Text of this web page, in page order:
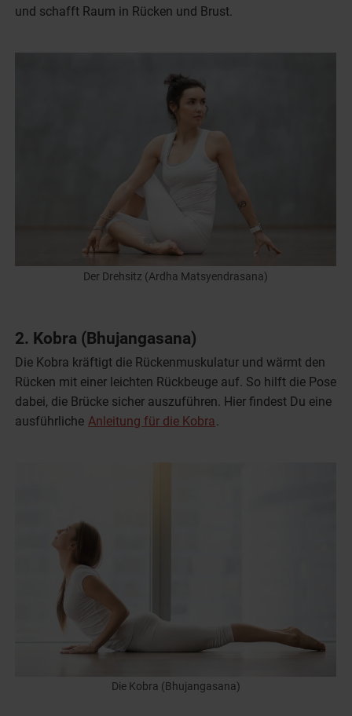
und schafft Raum in Rücken und Brust.
Der Drehsitz (Ardha Matsyendrasana)
2. Kobra (Bhujangasana)
Die Kobra kräftigt die Rückenmuskulatur und wärmt den
Rücken mit einer leichten Rückbeuge auf. So hilft die Pose
dabei, die Brücke sicher auszuführen. Hier findest Du eine
ausführliche Anleitung für die Kobra.
Die Kobra (Bhujangasana)